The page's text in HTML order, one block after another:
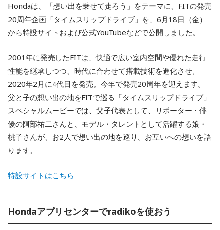
Hondaは、「想い出を乗せて走ろう」をテーマに、FITの発売
20周年企画「タイムスリップドライブ」を、6月18日（金）
から特設サイトおよび公式YouTubeなどで公開しました。
2001年に発売したFITは、快適で広い室内空間や優れた走行
性能を継承しつつ、時代に合わせて搭載技術を進化させ、
2020年2月に4代目を発売。今年で発売20周年を迎えます。
父と子の想い出の地をFITで巡る「タイムスリップドライブ」
スペシャルムービーでは、父子代表として、リポーター・俳
優の阿部祐二さんと、モデル・タレントとして活躍する娘・
桃子さんが、お2人で想い出の地を巡り、お互いへの想いを語
ります。
特設サイトはこちら
Hondaアプリセンターでradikoを使おう